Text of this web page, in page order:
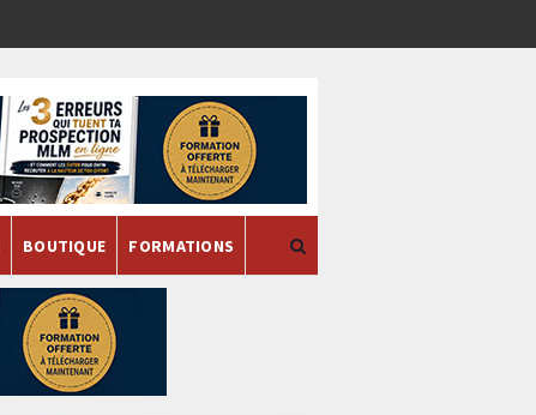
BOUTIQUE FORMATIONS